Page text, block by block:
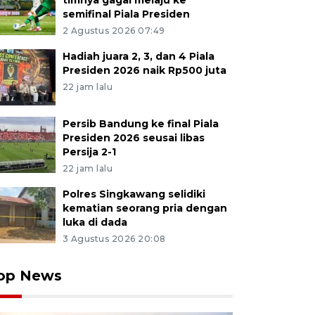
semifinal Piala Presiden
2 Agustus 2026 07:49
Hadiah juara 2, 3, dan 4 Piala
Presiden 2026 naik Rp500 juta
22 jam lalu
Persib Bandung ke final Piala
Presiden 2026 seusai libas
Persija 2-1
22 jam lalu
Polres Singkawang selidiki
kematian seorang pria dengan
luka di dada
3 Agustus 2026 20:08
News